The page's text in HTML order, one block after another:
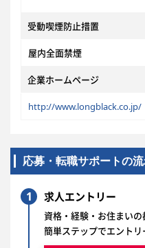
受動喫煙防止措置
屋内全面禁煙
企業ホームページ
http://www.longblack.co.jp/
応募・転職サポートの
1 求人エントリー
資格・経験・お住まい
簡単ステップでエントリ